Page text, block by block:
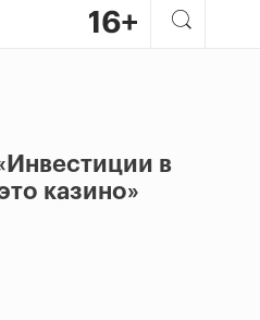
в
казино»